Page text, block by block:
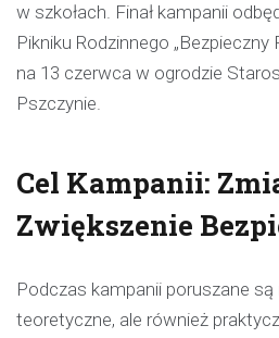
w szkołach. Finał kampanii
Pikniku Rodzinnego
na 13 czerwca w ogrodzie
Pszczynie.
Cel Kampanii:
Zwiększenie
Podczas kampanii poruszane
teoretyczne, ale również